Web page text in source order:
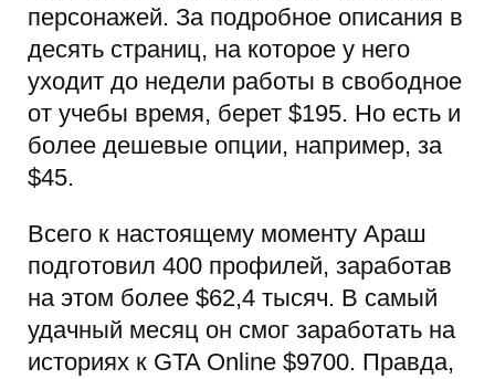
персонажей. За подробное описания в
десять страниц, на которое у него
уходит до недели работы в свободное
от учебы время, берет $195. Но есть и
более дешевые опции, например, за
$45.
Всего к настоящему моменту Араш
подготовил 400 профилей, заработав
на этом более $62,4 тысяч. В самый
удачный месяц он смог заработать на
историях к GTA Online $9700. Правда,